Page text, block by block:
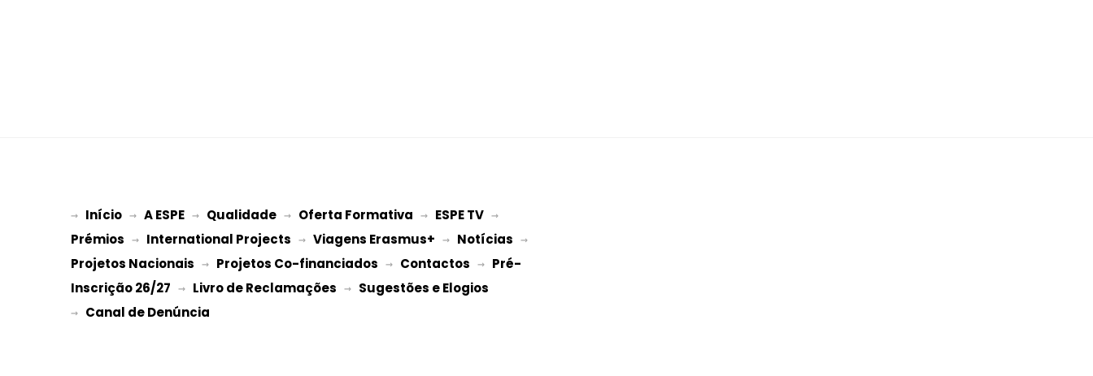
→ Início → A ESPE → Qualidade → Oferta Formativa → ESPE TV
Prémios → International Projects → Viagens Erasmus+ → Notícias
Projetos Nacionais → Projetos Co-financiados → Contactos → Pré-
Inscrição 26/27 → Livro de Reclamações → Sugestões e Elogios
→